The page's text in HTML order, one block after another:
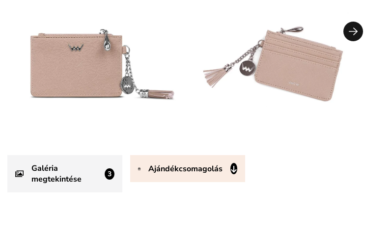
Galéria
megtekintése
3 Ajándékcsomagolás